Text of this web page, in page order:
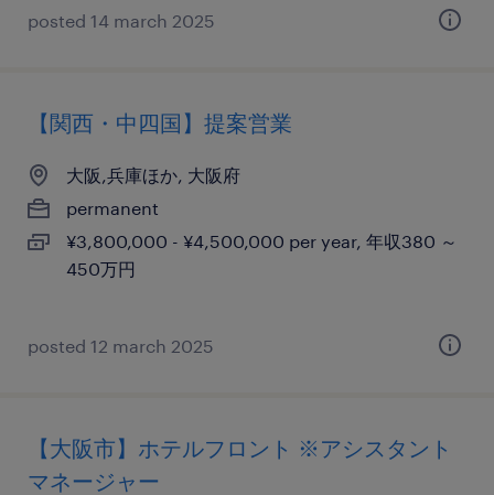
posted 14 march 2025
【関西・中四国】提案営業
大阪,兵庫ほか, 大阪府
permanent
¥3,800,000 - ¥4,500,000 per year, 年収380 ～
450万円
posted 12 march 2025
【大阪市】ホテルフロント ※アシスタント
マネージャー